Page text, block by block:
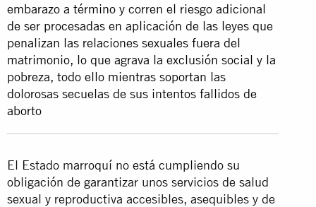
embarazo a término y corren el riesgo adicional
de ser procesadas en aplicación de las leyes que
penalizan las relaciones sexuales fuera del
matrimonio, lo que agrava la exclusión social y la
pobreza, todo ello mientras soportan las
dolorosas secuelas de sus intentos fallidos de
aborto
El Estado marroquí no está cumpliendo su
obligación de garantizar unos servicios de salud
sexual y reproductiva accesibles, asequibles y de